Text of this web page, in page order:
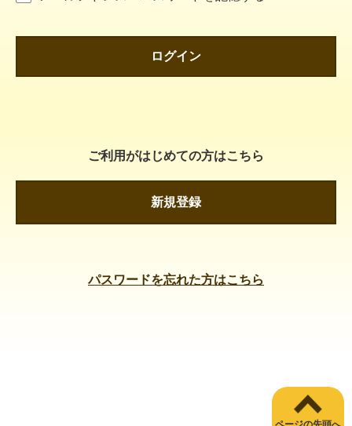
ログイン
ご利用がはじめての方はこちら
新規登録
パスワードを忘れた方はこちら